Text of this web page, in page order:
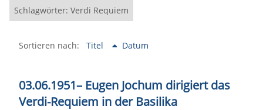
Schlagwörter: Verdi Requiem
Sortieren nach: Titel Datum
03.06.1951– Eugen Jochum dirigiert das
Verdi-Requiem in der Basilika